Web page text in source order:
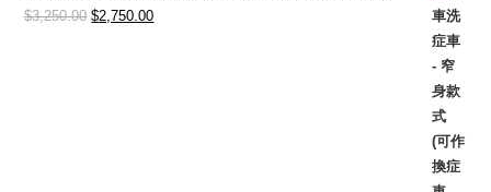
$3,250.00 Original
$2,750.00Current